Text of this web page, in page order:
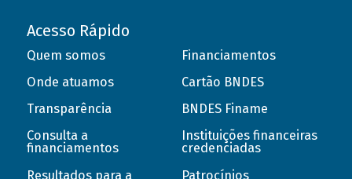
Acesso Rápido
Quem somos
Onde atuamos
Transparência
Consulta a
financiamentos
Resultados para a
Financiamentos
Cartão BNDES
BNDES Finame
Instituições financeiras
credenciadas
Patrocínios